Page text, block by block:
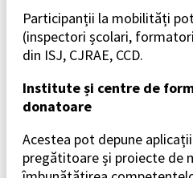
Participanții la mobilități
(inspectori școlari,
din ISJ, CJRAE, CCD.
Institute și centre de
donatoare
Acestea pot depune
pregătitoare și proiecte de